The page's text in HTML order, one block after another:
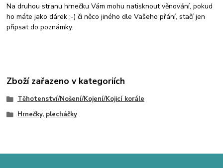
Na druhou stranu hrnečku Vám mohu natisknout věnování, pokud
ho máte jako dárek :-) či něco jiného dle Vašeho přání, stačí jen
připsat do poznámky.
Zboží zařazeno v kategoriích
Těhotenství/Nošení/Kojení/Kojicí korále
Hrnečky, plecháčky